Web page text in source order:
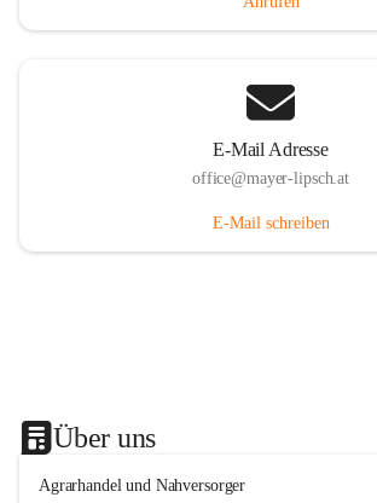
E-Mail Adresse
office@mayer-lipsch.at
E-Mail schreiben
Über uns
Agrarhandel und Nahversorger